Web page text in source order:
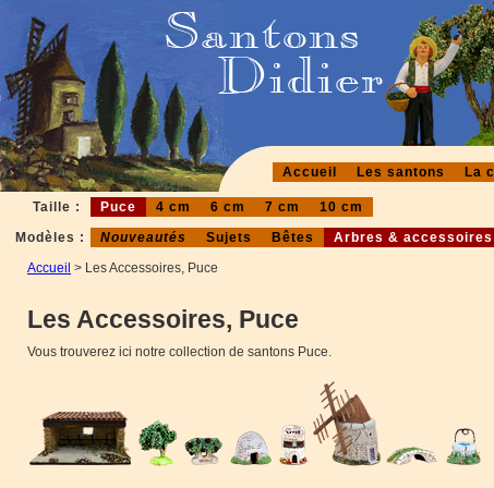
Accueil Les santons La
Taille : Puce 4 cm 6 cm 7 cm
10 cm
Modèles :
Nouveautés Sujets Bêtes
Arbres & accessoires
Accueil > Les Accessoires, Puce
Les Accessoires, Puce
Vous trouverez ici notre collection de santons Puce.